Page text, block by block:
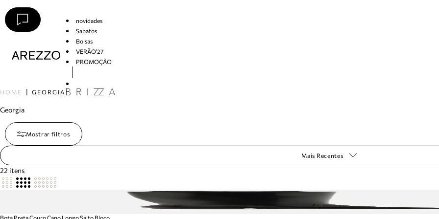
novidades
Sapatos
Bolsas
VERÃO'27
PROMOÇÃO
HOME GEORGIA
Georgia
Mostrar filtros
Mais Recentes
22 itens
Bota Preta Couro Cano Longo Salto Bloco